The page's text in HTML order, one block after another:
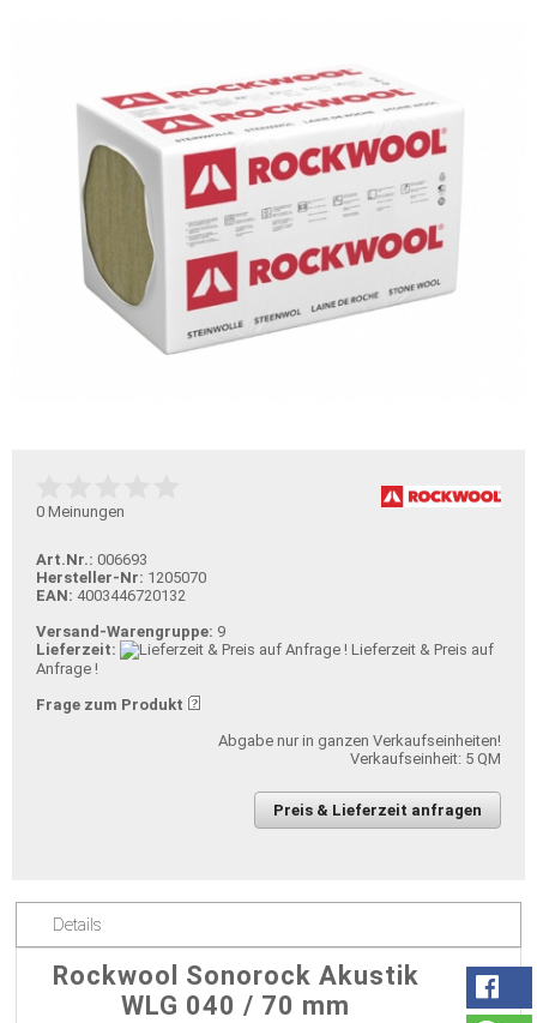
0 Meinungen
Art.Nr.: 006693
Hersteller-Nr: 1205070
EAN: 4003446720132
Versand-Warengruppe: 9
Lieferzeit:
Lieferzeit & Preis auf
Anfrage !
Frage zum Produkt
Abgabe nur in ganzen Verkaufseinheiten!
Verkaufseinheit: 5 QM
Preis & Lieferzeit anfragen
Details
Rockwool Sonorock Akustik
WLG 040 / 70 mm